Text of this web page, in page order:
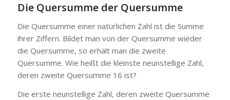
Die Quersumme der Quersumme
Die Quersumme einer natürlichen Zahl ist die Summe
ihrer Ziffern. Bildet man von der Quersumme wieder
die Quersumme, so erhält man die zweite
Quersumme. Wie heißt die kleinste neunstellige Zahl,
deren zweite Quersumme 16 ist?
Die erste neunstellige Zahl, deren zweite Quersumme